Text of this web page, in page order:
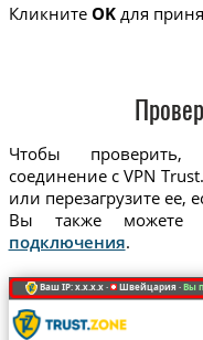
Кликните OKдля
Чтобы
соединение с VPN
или перезагрузите ее,
Вы также можете
подключения.
Ваш IP: x.x.x.x · Швейцария ·Вы